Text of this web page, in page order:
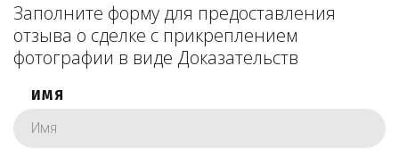
Заполните форму для предоставления
отзыва о сделке с прикреплением
фотографии в виде Доказательств
ИМЯ